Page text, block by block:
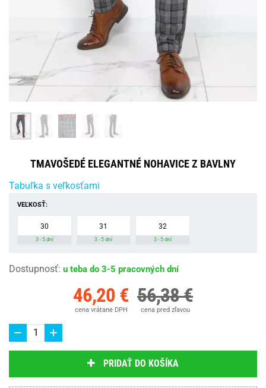
TMAVOŠEDÉ ELEGANTNÉ NOHAVICE Z BAVLNY
Tabuľka s veľkosťami
VEĽKOSŤ:
30
3 - 5 dní
31
3 - 5 dní
32
3 - 5 dní
Dostupnosť: u teba do 3-5 pracovných dní
46,20 €
cena vrátane DPH
56,38 €
cena pred zľavou
PRIDAŤ DO KOŠÍKA